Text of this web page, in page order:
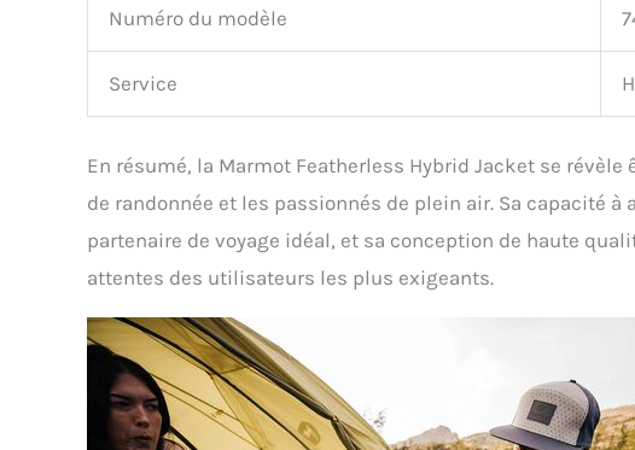
Numéro du modèle
Service
En résumé, la Marmot Featherless Hybrid Jacket se
de randonnée et les passionnés de plein air. Sa capacité
partenaire de voyage idéal, et sa conception de haute
attentes des utilisateurs les plus exigeants.